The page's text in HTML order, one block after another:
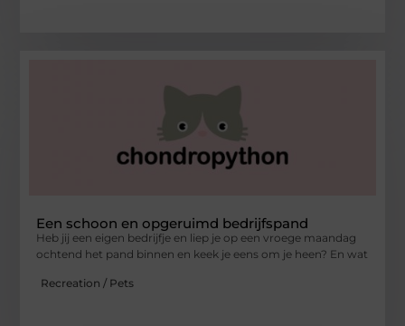
Een schoon en opgeruimd bedrijfspand
Heb jij een eigen bedrijfje en liep je op een vroege maandag
ochtend het pand binnen en keek je eens om je heen? En wat
Recreation / Pets